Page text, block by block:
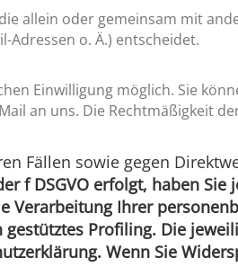
allein oder gemeinsam mit
Adressen o. Ä.) entscheidet.
Einwilligung möglich. Sie
an uns. Die Rechtmäßigkeit
Fällen sowie gegen
f DSGVO erfolgt, haben Sie
Verarbeitung Ihrer
Profiling. Die
Wenn Sie